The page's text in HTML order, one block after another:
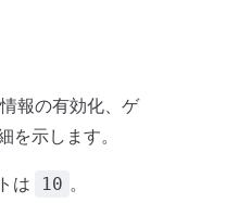
報の有効化、ゲ
示します。
は 10 。